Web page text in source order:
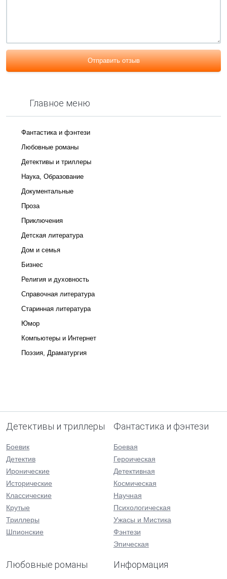
Отправить отзыв
Главное меню
Фантастика и фэнтези
Любовные романы
Детективы и триллеры
Наука, Образование
Документальные
Проза
Приключения
Детская литература
Дом и семья
Бизнес
Религия и духовность
Справочная литература
Старинная литература
Юмор
Компьютеры и Интернет
Поэзия, Драматургия
Детективы и триллеры
Боевик
Детектив
Иронические
Исторические
Классические
Крутые
Триллеры
Шпионские
Фантастика и фэнтези
Боевая
Героическая
Детективная
Космическая
Научная
Психологическая
Ужасы и Мистика
Фэнтези
Эпическая
Любовные романы Информация